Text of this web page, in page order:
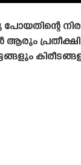
പോയതിന്റെ